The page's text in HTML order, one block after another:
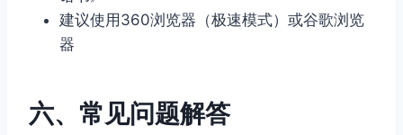
建议使用360浏览器（极速模式）或谷歌浏览
器
六、常见问题解答